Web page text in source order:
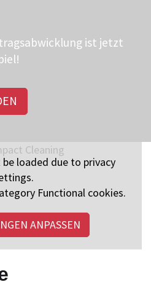
ist jetzt
loaded due to privacy
Functional cookies.
ANPASSEN